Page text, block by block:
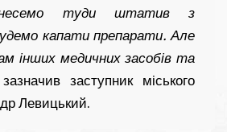
туди штатив з
капати препарати. Але
інших медичних засобів та
заступник міського
Левицький.